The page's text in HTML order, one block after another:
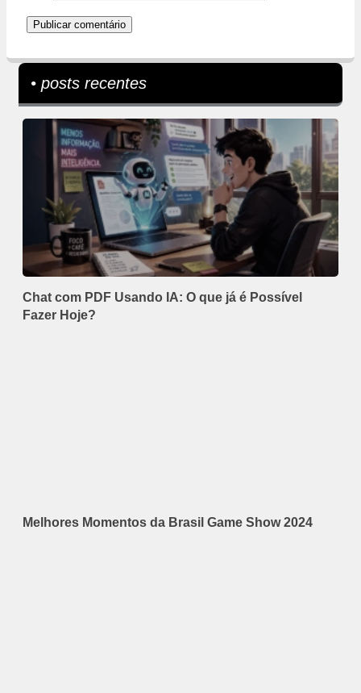
• posts recentes
Chat com PDF Usando IA: O que já é Possível
Fazer Hoje?
Melhores Momentos da Brasil Game Show 2024